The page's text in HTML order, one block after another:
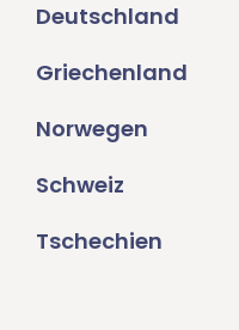
Deutschland
Griechenland
Norwegen
Schweiz
Tschechien